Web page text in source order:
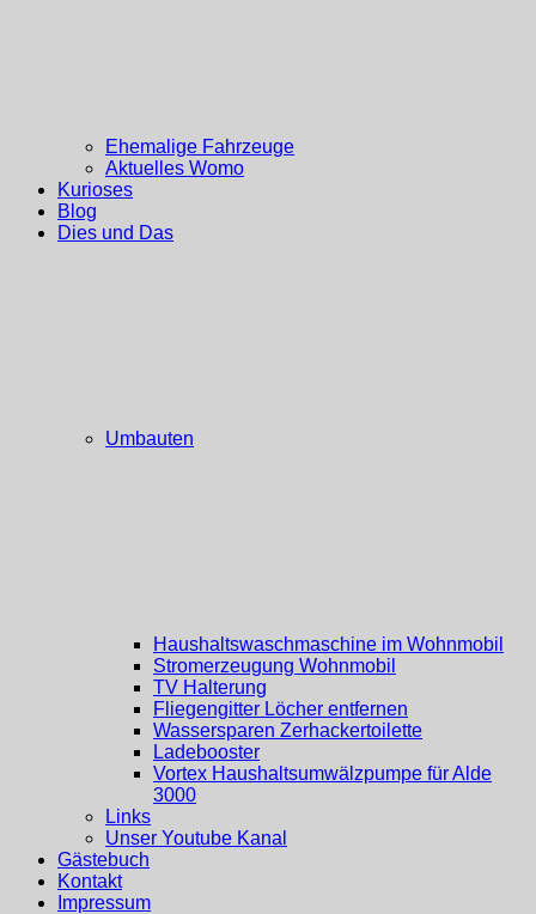
Ehemalige Fahrzeuge
Aktuelles Womo
Kurioses
Blog
Dies und Das
Umbauten
Haushaltswaschmaschine im Wohnmobil
Stromerzeugung Wohnmobil
TV Halterung
Fliegengitter Löcher entfernen
Wassersparen Zerhackertoilette
Ladebooster
Vortex Haushaltsumwälzpumpe für Alde
3000
Links
Unser Youtube Kanal
Gästebuch
Kontakt
Impressum